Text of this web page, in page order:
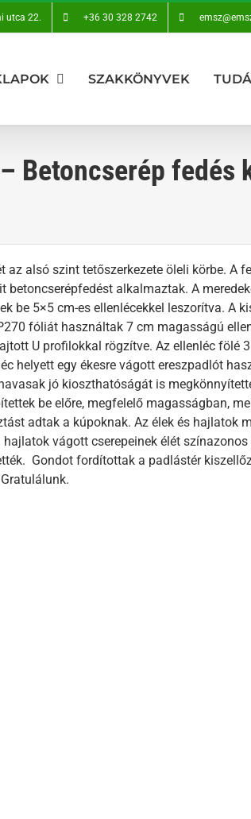
utca 22. +36 30 328 2742
SZAKKÖNYVEK
Betoncserép fedés
az alsó szint tetőszerkezete öleli körbe. A
betoncserépfedést alkalmaztak. A
be 5×5 cm-es ellenlécekkel leszorítva. A
fóliát használtak 7 cm magasságú
U profilokkal rögzítve. Az ellenléc fölé
helyett egy ékesre vágott ereszpadlót
jó kioszthatóságát is
be előre, megfelelő magasságban,
adtak a kúpoknak. Az élek és hajlatok
vágott cserepeinek élét
Gondot fordítottak a padlástér